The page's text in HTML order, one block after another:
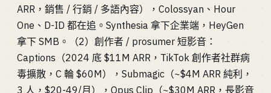
ARR，銷售 / 行銷 / 多語內容），Colossyan、Hour
One、D-ID 都在追。Synthesia 拿下企業端，HeyGen
拿下 SMB。（2）創作者 / prosumer 短影音：
Captions（2024 底 $11M ARR，TikTok 創作者社群病
毒擴散，C 輪 $60M），Submagic（~$4M ARR 純利，
3 人，$20-49/月），Opus Clip（~$30M ARR，長影音